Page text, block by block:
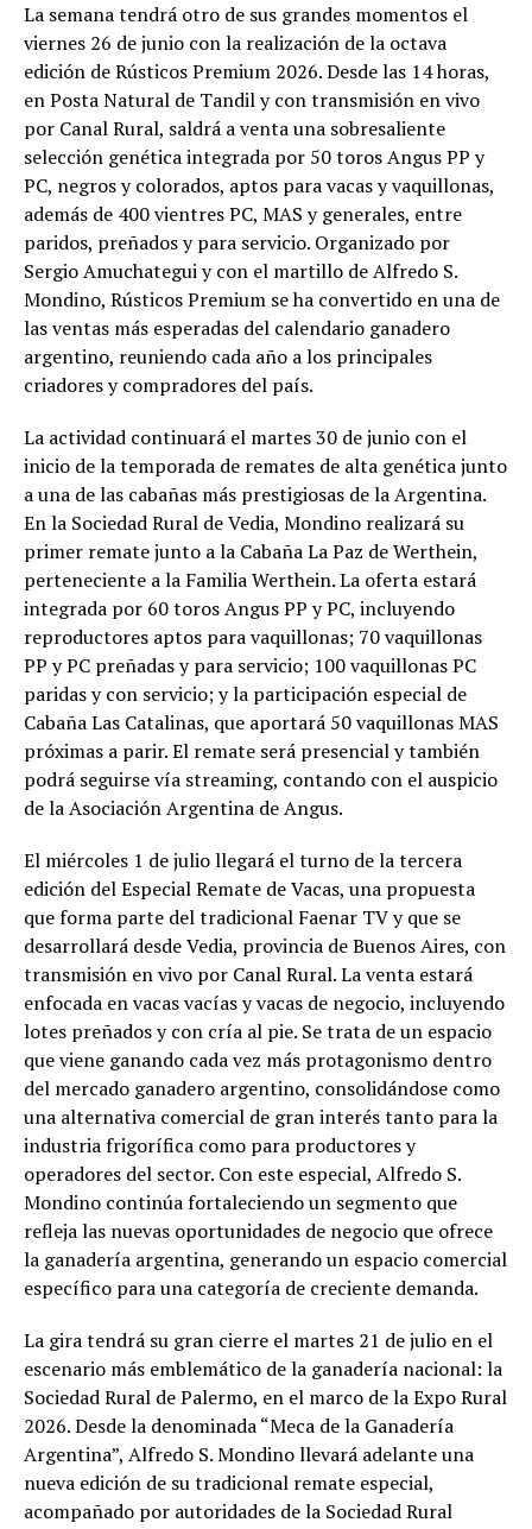
La semana tendrá otro de sus grandes momentos el
viernes 26 de junio con la realización de la octava
edición de Rústicos Premium 2026. Desde las 14 horas,
en Posta Natural de Tandil y con transmisión en vivo
por Canal Rural, saldrá a venta una sobresaliente
selección genética integrada por 50 toros Angus PP y
PC, negros y colorados, aptos para vacas y vaquillonas,
además de 400 vientres PC, MAS y generales, entre
paridos, preñados y para servicio. Organizado por
Sergio Amuchategui y con el martillo de Alfredo S.
Mondino, Rústicos Premium se ha convertido en una de
las ventas más esperadas del calendario ganadero
argentino, reuniendo cada año a los principales
criadores y compradores del país.
La actividad continuará el martes 30 de junio con el
inicio de la temporada de remates de alta genética junto
a una de las cabañas más prestigiosas de la Argentina.
En la Sociedad Rural de Vedia, Mondino realizará su
primer remate junto a la Cabaña La Paz de Werthein,
perteneciente a la Familia Werthein. La oferta estará
integrada por 60 toros Angus PP y PC, incluyendo
reproductores aptos para vaquillonas; 70 vaquillonas
PP y PC preñadas y para servicio; 100 vaquillonas PC
paridas y con servicio; y la participación especial de
Cabaña Las Catalinas, que aportará 50 vaquillonas MAS
próximas a parir. El remate será presencial y también
podrá seguirse vía streaming, contando con el auspicio
de la Asociación Argentina de Angus.
El miércoles 1 de julio llegará el turno de la tercera
edición del Especial Remate de Vacas, una propuesta
que forma parte del tradicional Faenar TV y que se
desarrollará desde Vedia, provincia de Buenos Aires, con
transmisión en vivo por Canal Rural. La venta estará
enfocada en vacas vacías y vacas de negocio, incluyendo
lotes preñados y con cría al pie. Se trata de un espacio
que viene ganando cada vez más protagonismo dentro
del mercado ganadero argentino, consolidándose como
una alternativa comercial de gran interés tanto para la
industria frigorífica como para productores y
operadores del sector. Con este especial, Alfredo S.
Mondino continúa fortaleciendo un segmento que
refleja las nuevas oportunidades de negocio que ofrece
la ganadería argentina, generando un espacio comercial
específico para una categoría de creciente demanda.
La gira tendrá su gran cierre el martes 21 de julio en el
escenario más emblemático de la ganadería nacional: la
Sociedad Rural de Palermo, en el marco de la Expo Rural
2026. Desde la denominada “Meca de la Ganadería
Argentina”, Alfredo S. Mondino llevará adelante una
nueva edición de su tradicional remate especial,
acompañado por autoridades de la Sociedad Rural